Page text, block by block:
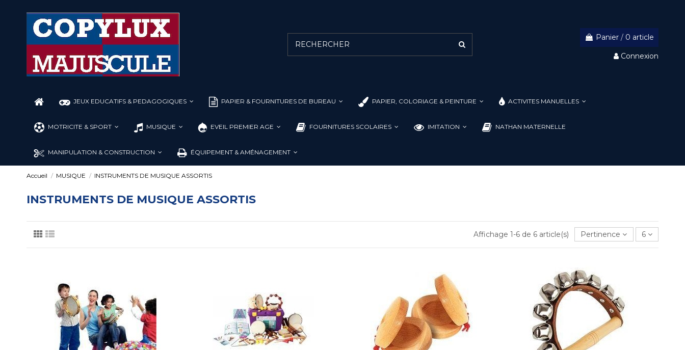
Panier / 0 article
Connexion
JEUX EDUCATIFS & PEDAGOGIQUES PAPIER & FOURNITURES DE BUREAU PAPIER, COLORIAGE & PEINTURE ACTIVITES MANUELLES
MOTRICITE & SPORT MUSIQUE EVEIL PREMIER AGE FOURNITURES SCOLAIRES IMITATION NATHAN MATERNELLE
MANIPULATION & CONSTRUCTION ÉQUIPEMENT & AMÉNAGEMENT
Accueil MUSIQUE INSTRUMENTS DE MUSIQUE ASSORTIS
INSTRUMENTS DE MUSIQUE ASSORTIS
Affichage 1-6 de 6 article(s) Pertinence 6